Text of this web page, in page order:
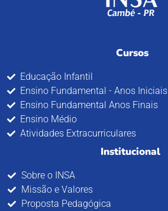
Cursos
Educação Infantil
Ensino Fundamental - Anos Iniciais
Ensino Fundamental Anos Finais
Ensino Médio
Atividades Extracurriculares
Institucional
Sobre o INSA
Missão e Valores
Proposta Pedagógica